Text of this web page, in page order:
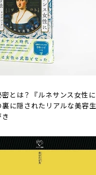
とは？『ルネサンス女性に
裏に隠されたリアルな美容生